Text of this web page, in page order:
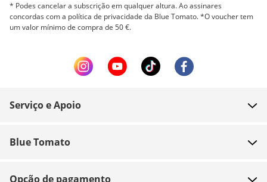
* Podes cancelar a subscrição em qualquer altura. Ao assinares
concordas com a política de privacidade da Blue Tomato. *O voucher tem
um valor mínimo de compra de 50 €.
Serviço e Apoio
Pagamento
Blue Tomato
Opção de pagamento